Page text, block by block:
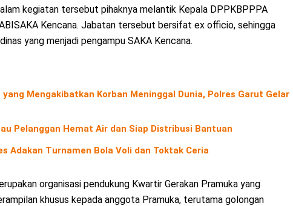
kegiatan tersebut pihaknya melantik Kepala DPPKBPPPA
Kencana. Jabatan tersebut bersifat ex officio, sehingga
yang menjadi pengampu SAKA Kencana.
Mengakibatkan Korban Meninggal Dunia, Polres Garut Gelar
Pelanggan Hemat Air dan Siap Distribusi Bantuan
Adakan Turnamen Bola Voli dan Toktak Ceria
organisasi pendukung Kwartir Gerakan Pramuka yang
khusus kepada anggota Pramuka, terutama golongan